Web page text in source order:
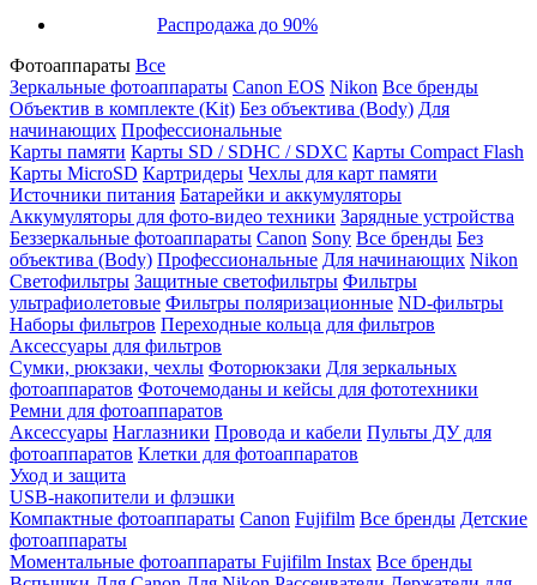
Распродажа до 90%
Фотоаппараты Все
Зеркальные фотоаппараты Canon EOS Nikon Все бренды
Объектив в комплекте (Kit) Без объектива (Body) Для
начинающих Профессиональные
Карты памяти Карты SD / SDHC / SDXC Карты Compact Flash
Карты MicroSD Картридеры Чехлы для карт памяти
Источники питания Батарейки и аккумуляторы
Аккумуляторы для фото-видео техники Зарядные устройства
Беззеркальные фотоаппараты Canon Sony Все бренды Без
объектива (Body) Профессиональные Для начинающих Nikon
Светофильтры Защитные светофильтры Фильтры
ультрафиолетовые Фильтры поляризационные ND-фильтры
Наборы фильтров Переходные кольца для фильтров
Аксессуары для фильтров
Сумки, рюкзаки, чехлы Фоторюкзаки Для зеркальных
фотоаппаратов Фоточемоданы и кейсы для фототехники
Ремни для фотоаппаратов
Аксессуары Наглазники Провода и кабели Пульты ДУ для
фотоаппаратов Клетки для фотоаппаратов
Уход и защита
USB-накопители и флэшки
Компактные фотоаппараты Canon Fujifilm Все бренды Детские
фотоаппараты
Моментальные фотоаппараты Fujifilm Instax Все бренды